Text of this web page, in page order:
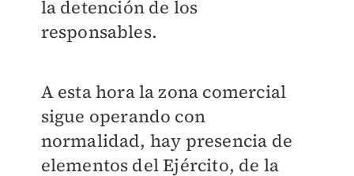
la detención de los
responsables.
A esta hora la zona comercial
sigue operando con
normalidad, hay presencia de
elementos del Ejército, de la